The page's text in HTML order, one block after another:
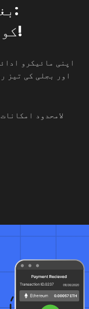
بغیر کسی پریشانی کے وڈرا:
کوئی بھی رقم، کسی بھی وقت!
اپنی مائیکرو
اور بجلی کی تیز
لامحدود